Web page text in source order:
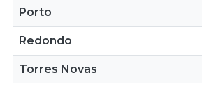
Porto
Redondo
Torres Novas